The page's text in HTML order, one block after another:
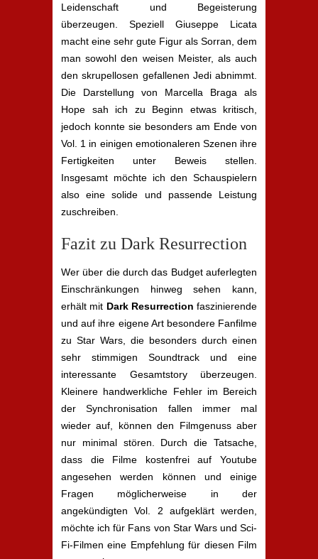
Leidenschaft und Begeisterung
überzeugen. Speziell Giuseppe Licata
macht eine sehr gute Figur als Sorran, dem
man sowohl den weisen Meister, als auch
den skrupellosen gefallenen Jedi abnimmt.
Die Darstellung von Marcella Braga als
Hope sah ich zu Beginn etwas kritisch,
jedoch konnte sie besonders am Ende von
Vol. 1 in einigen emotionaleren Szenen ihre
Fertigkeiten unter Beweis stellen.
Insgesamt möchte ich den Schauspielern
also eine solide und passende Leistung
zuschreiben.
Fazit zu Dark Resurrection
Wer über die durch das Budget auferlegten
Einschränkungen hinweg sehen kann,
erhält mit Dark Resurrection faszinierende
und auf ihre eigene Art besondere Fanfilme
zu Star Wars, die besonders durch einen
sehr stimmigen Soundtrack und eine
interessante Gesamtstory überzeugen.
Kleinere handwerkliche Fehler im Bereich
der Synchronisation fallen immer mal
wieder auf, können den Filmgenuss aber
nur minimal stören. Durch die Tatsache,
dass die Filme kostenfrei auf Youtube
angesehen werden können und einige
Fragen möglicherweise in der
angekündigten Vol. 2 aufgeklärt werden,
möchte ich für Fans von Star Wars und Sci-
Fi-Filmen eine Empfehlung für diesen Film